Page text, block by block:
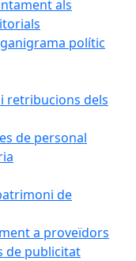
als
polític
retribucions dels
de personal
de
a proveïdors
de publicitat